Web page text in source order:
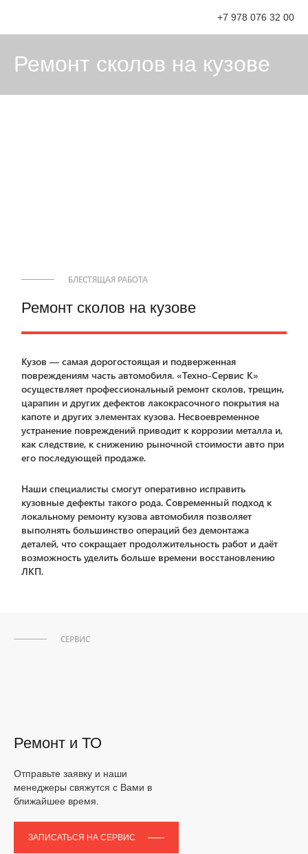
+7 978 076 32 00
Ремонт сколов на кузове
БЛЕСТЯЩАЯ РАБОТА
Ремонт сколов на кузове
Кузов — самая дорогостоящая и подверженная
повреждениям часть автомобиля. «Техно-Сервис К»
осуществляет профессиональный ремонт сколов, трещин,
царапин и других дефектов лакокрасочного покрытия на
капоте и других элементах кузова. Несвоевременное
устранение повреждений приводит к коррозии металла и,
как следствие, к снижению рыночной стоимости авто при
его последующей продаже.
Наши специалисты смогут оперативно исправить
кузовные дефекты такого рода. Современный подход к
локальному ремонту кузова автомобиля позволяет
выполнять большинство операций без демонтажа
деталей, что сокращает продолжительность работ и даёт
возможность уделить больше времени восстановлению
ЛКП.
СЕРВИС
Ремонт и ТО
Отправьте заявку и наши
менеджеры свяжутся с Вами в
ближайшее время.
ЗАПИСАТЬСЯ НА СЕРВИС